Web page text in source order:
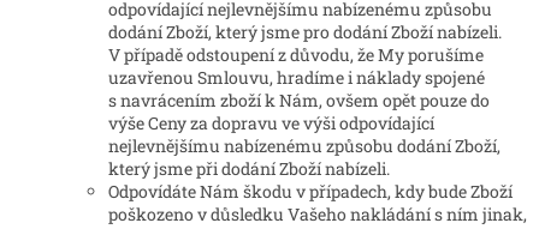
odpovídající nejlevnějšímu nabízenému způsobu
dodání Zboží, který jsme pro dodání Zboží nabízeli.
V případě odstoupení z důvodu, že My porušíme
uzavřenou Smlouvu, hradíme i náklady spojené
s navrácením zboží k Nám, ovšem opět pouze do
výše Ceny za dopravu ve výši odpovídající
nejlevnějšímu nabízenému způsobu dodání Zboží,
který jsme při dodání Zboží nabízeli.
Odpovídáte Nám škodu v případech, kdy bude Zboží
poškozeno v důsledku Vašeho nakládání s ním jinak,